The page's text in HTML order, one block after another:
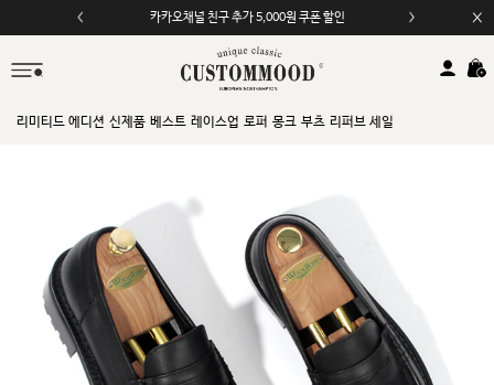
모바일 앱 자동 2,000원 할인
리미티드 에디션 신제품 베스트 레이스업 로퍼 몽크 부츠 리퍼브 세일